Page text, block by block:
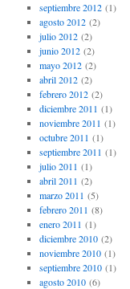
septiembre 2012(1)
agosto 2012(2)
julio 2012(2)
junio 2012(2)
mayo 2012(2)
abril 2012(2)
febrero 2012(2)
diciembre 2011 (1)
noviembre 2011 (1)
octubre 2011 (1)
septiembre 2011 (1)
julio 2011 (1)
abril 2011 (2)
marzo 2011 (5)
febrero 2011 (8)
enero 2011 (1)
diciembre 2010(2)
noviembre 2010(1)
septiembre 2010(1)
agosto 2010(6)